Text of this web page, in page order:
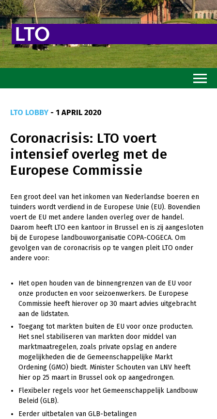
Goed eten
Mooi groen
Sterk ondernemerschap
Transitiepaden
Thema’s
Gezonde planten
Gezonde dieren
Bodem en water
Platteland en omgeving
Mens, ondernemerschap en onderwijs
Internationaal
Sectoren
Dier
Biologische Landbouw
Geitenhouderij
LTO LOBBY - 1 APRIL 2020
Coronacrisis: LTO voert
intensief overleg met de
Europese Commissie
Een groot deel van het inkomen van Nederlandse boeren en
tuinders wordt verdiend in de Europese Unie (EU). Bovendien
voert de EU met andere landen overleg over de handel.
Daarom heeft LTO een kantoor in Brussel en is zij aangesloten
bij de Europese landbouworganisatie COPA-COGECA. Om
gevolgen van de coronacrisis op te vangen pleit LTO onder
andere voor:
Het open houden van de binnengrenzen van de EU voor
onze producten en voor seizoenwerkers. De Europese
Commissie heeft hierover op 30 maart advies uitgebracht
aan de lidstaten.
Toegang tot markten buiten de EU voor onze producten.
Het snel stabiliseren van markten door middel van
marktmaatregelen, zoals private opslag en andere
mogelijkheden die de Gemeenschappelijke Markt
Ordening (GMO) biedt. Minister Schouten van LNV heeft
hier op 25 maart in Brussel ook op aangedrongen.
Flexibeler regels voor het Gemeenschappelijk Landbouw
Beleid (GLB).
Eerder uitbetalen van GLB-betalingen